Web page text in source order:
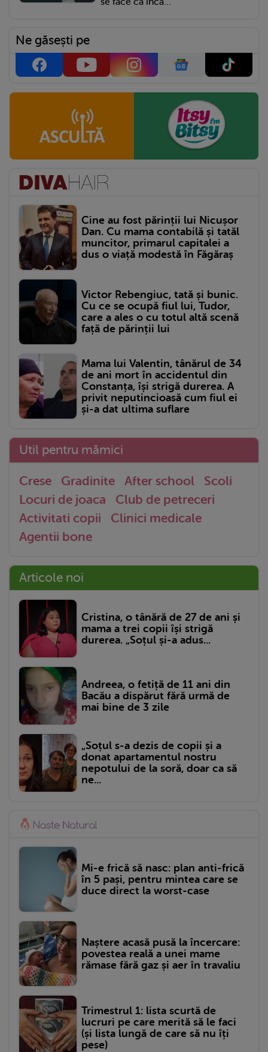
Ne găsești pe
Cine au fost părinții lui Nicușor
Dan. Cu mama contabilă și tatăl
muncitor, primarul capitalei a
dus o viață modestă în Făgăraș
Victor Rebengiuc, tată și bunic.
Cu ce se ocupă fiul lui, Tudor,
care a ales o cu totul altă scenă
față de părinții lui
Mama lui Valentin, tânărul de 34
de ani mort în accidentul din
Constanța, își strigă durerea. A
privit neputincioasă cum fiul ei
și-a dat ultima suflare
Util pentru mămici
Crese Gradinite After school
Scoli
Locuri de joaca
Club de petreceri
Activitati copii
Clinici medicale
Agentii bone
Articole noi
Cristina, o tânără de 27 de ani și
mama a trei copii își strigă
durerea. „Soțul și-a adus...
Andreea, o fetiță de 11 ani din
Bacău a dispărut fără urmă de
mai bine de 3 zile
„Soțul s-a dezis de copii și a
donat apartamentul nostru
nepotului de la soră, doar ca să
ne...
Mi-e frică să nasc: plan anti-frică
în 5 pași, pentru mintea care se
duce direct la worst-case
Naștere acasă pusă la încercare:
povestea reală a unei mame
rămase fără gaz și aer în travaliu
Trimestrul 1: lista scurtă de
lucruri pe care merită să le faci
(și lista lungă de care să nu îți
pese)